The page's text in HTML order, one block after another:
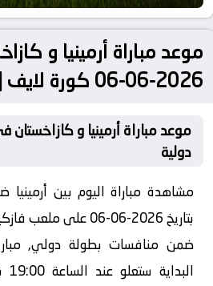
موعد مباراة أرمينيا و
2026-06-06 كورة لايف | koora live
موعد مباراة أرمينيا و
دولية
مشاهدة مباراة اليوم بين
بتاريخ 2026-06-06
ضمن منافسات بطولة دولي,